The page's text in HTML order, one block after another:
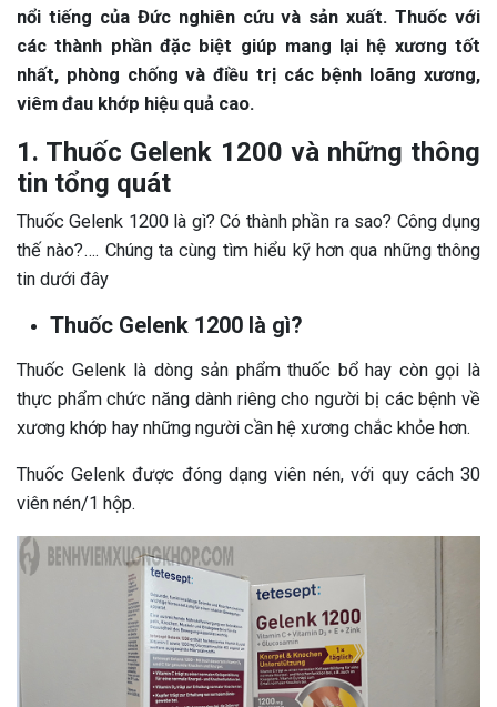
nổi tiếng của Đức nghiên cứu và sản xuất. Thuốc với
các thành phần đặc biệt giúp mang lại hệ xương tốt
nhất, phòng chống và điều trị các bệnh loãng xương,
viêm đau khớp hiệu quả cao.
1. Thuốc Gelenk 1200 và những thông
tin tổng quát
Thuốc Gelenk 1200 là gì? Có thành phần ra sao? Công dụng
thế nào?…. Chúng ta cùng tìm hiểu kỹ hơn qua những thông
tin dưới đây
Thuốc Gelenk 1200 là gì?
Thuốc Gelenk là dòng sản phẩm thuốc bổ hay còn gọi là
thực phẩm chức năng dành riêng cho người bị các bệnh về
xương khớp hay những người cần hệ xương chắc khỏe hơn.
Thuốc Gelenk được đóng dạng viên nén, với quy cách 30
viên nén/1 hộp.